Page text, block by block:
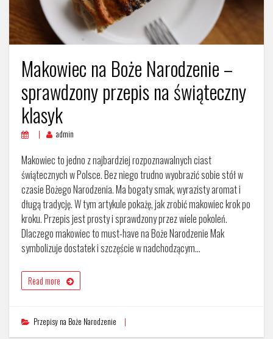
Makowiec na Boże Narodzenie –
sprawdzony przepis na świąteczny
klasyk
admin
Makowiec to jedno z najbardziej rozpoznawalnych ciast
świątecznych w Polsce. Bez niego trudno wyobrazić sobie stół w
czasie Bożego Narodzenia. Ma bogaty smak, wyrazisty aromat i
długą tradycję. W tym artykule pokażę, jak zrobić makowiec krok po
kroku. Przepis jest prosty i sprawdzony przez wiele pokoleń.
Dlaczego makowiec to must-have na Boże Narodzenie Mak
symbolizuje dostatek i szczęście w nadchodzącym…
Read more
Przepisy na Boże Narodzenie